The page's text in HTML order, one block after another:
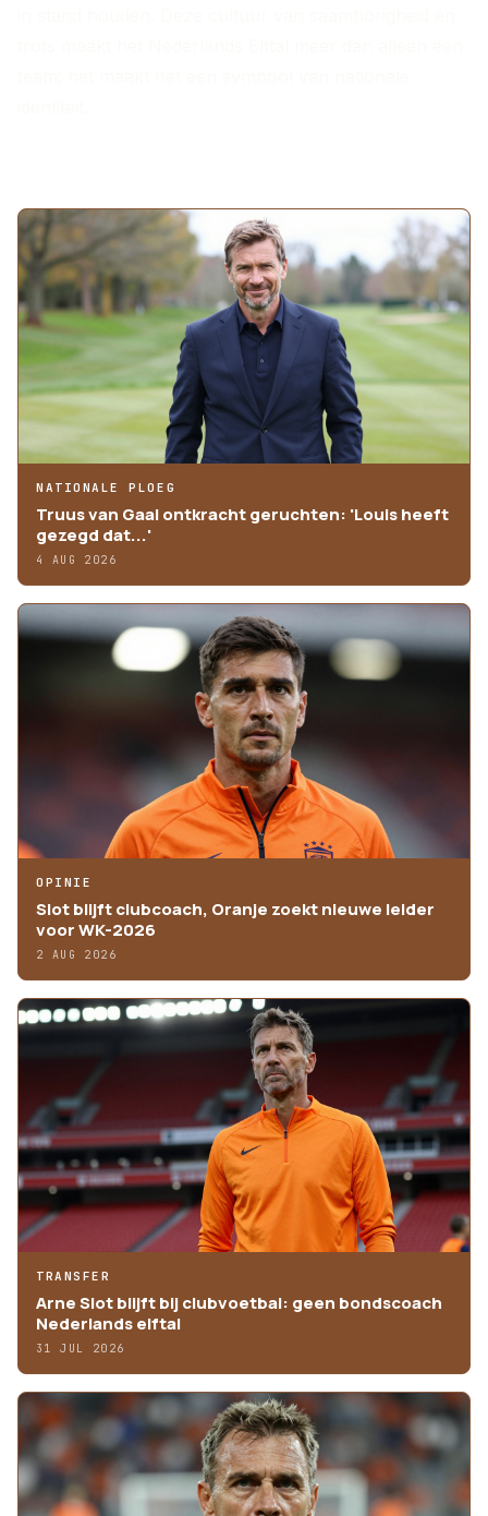
NATIONALE PLOEG
Truus van Gaal ontkracht geruchten: 'Louis heeft
gezegd dat...'
4 AUG 2026
OPINIE
Slot blijft clubcoach, Oranje zoekt nieuwe leider
voor WK-2026
2 AUG 2026
TRANSFER
Arne Slot blijft bij clubvoetbal: geen bondscoach
Nederlands elftal
31 JUL 2026